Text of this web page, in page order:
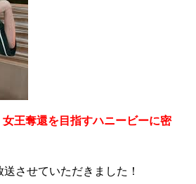
王奪還を目指すハニービーに密
させていただきました！